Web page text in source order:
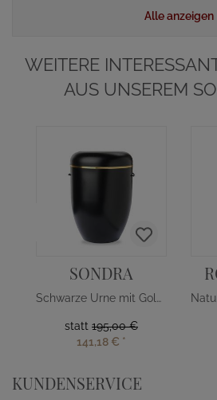
Alle anzeigen
WEITERE
AUS UNSEREM
SONDRA
Schwarze Urne mit Goldband
statt 195,00 €
141,18 € *
KUNDENSERVICE